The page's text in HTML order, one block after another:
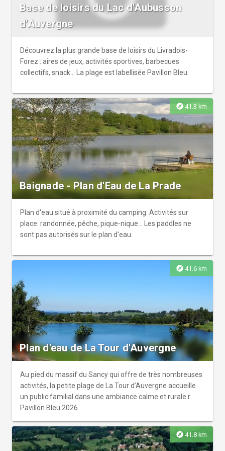
Base de loisirs du Lac d'Aubusson
d'Auvergne
Découvrez la plus grande base de loisirs du Livradois-
Forez : aires de jeux, activités sportives, barbecues
collectifs, snack... La plage est labellisée Pavillon Bleu.
explore 41.3 km
Baignade - Plan d'Eau de La Prade
Plan d'eau situé à proximité du camping. Activités sur
place: randonnée, pêche, pique-nique... Les paddles ne
sont pas autorisés sur le plan d'eau.
explore 41.6 km
Plan d'eau de La Tour d'Auvergne
Au pied du massif du Sancy qui offre de très nombreuses
activités, la petite plage de La Tour d’Auvergne accueille
un public familial dans une ambiance calme et rurale.r
Pavillon Bleu 2026.
explore 41.8 km